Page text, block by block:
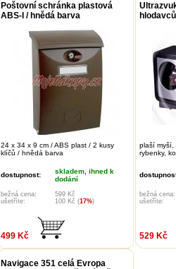
Poštovní schránka plastová
ABS-I / hnědá barva
24 x 34 x 9 cm / ABS plast / 2 kusy
klíčů / hnědá barva
dostupnost:
skladem, ihned k
dodání
bežná cena:
599 Kč
ušetříte:
100 Kč (17%)
499 Kč
plaší myší,
rybenky,
bežná cena:
ušetříte:
529 Kč
Navigace 351 celá Evropa